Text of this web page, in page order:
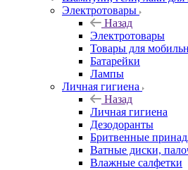
Электротовары
Назад
Электротовары
Товары для
Батарейки
Лампы
Личная гигиена
Назад
Личная гигиена
Дезодоранты
Бритвенные
Ватные диски,
Влажные салфетки